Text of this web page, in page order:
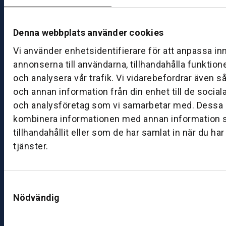
Denna webbplats använder cookies
Vi använder enhetsidentifierare för att anpassa
annonserna till användarna, tillhandahålla
och analysera vår trafik. Vi vidarebefordrar även
och annan information från din enhet till de
och analysföretag som vi samarbetar med. Dessa
kombinera informationen med annan information
tillhandahållit eller som de har samlat in när du
tjänster.
Nödvändig
ån
d
–
fr
e
d
a
g:
8:
0